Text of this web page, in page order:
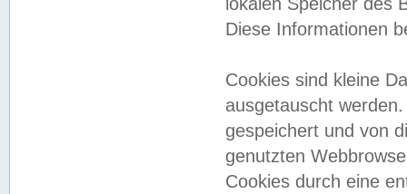
Diese Informationen
Cookies sind kleine
ausgetauscht
gespeichert und von
genutzten
Cookies durch eine